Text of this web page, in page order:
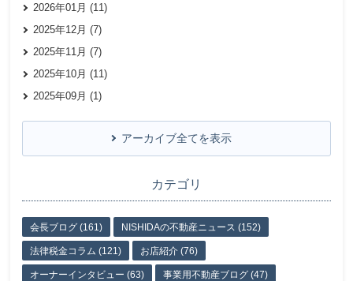
2026年01月 (11)
2025年12月 (7)
2025年11月 (7)
2025年10月 (11)
2025年09月 (1)
アーカイブ全てを表示
カテゴリ
会長ブログ (161) NISHIDAの不動産ニュース (152)
法律税金コラム (121) お店紹介 (76)
オーナーインタビュー (63) 事業用不動産ブログ (47)